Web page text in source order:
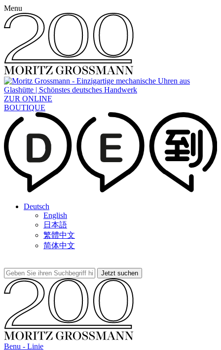
Menu
ZUR ONLINE
BOUTIQUE
Deutsch
English
日本語
繁體中文
简体中文
Benu - Linie